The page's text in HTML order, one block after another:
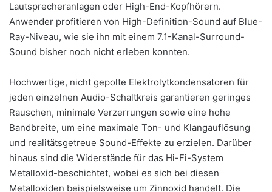
Lautsprecheranlagen oder High-End-Kopfhörern.
Anwender profitieren von High-Definition-Sound auf Blue-
Ray-Niveau, wie sie ihn mit einem 7.1-Kanal-Surround-
Sound bisher noch nicht erleben konnten.
Hochwertige, nicht gepolte Elektrolytkondensatoren für
jeden einzelnen Audio-Schaltkreis garantieren geringes
Rauschen, minimale Verzerrungen sowie eine hohe
Bandbreite, um eine maximale Ton- und Klangauflösung
und realitätsgetreue Sound-Effekte zu erzielen. Darüber
hinaus sind die Widerstände für das Hi-Fi-System
Metalloxid-beschichtet, wobei es sich bei diesen
Metalloxiden beispielsweise um Zinnoxid handelt. Die